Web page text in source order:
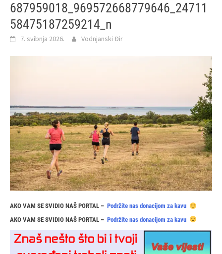
687959018_969572668779646_24711
58475187259214_n
7. svibnja 2026. Vodnjanski Đir
AKO VAM SE SVIDIO NAŠ PORTAL – Podržite nas donacijom za kavu
AKO VAM SE SVIDIO NAŠ PORTAL – Podržite nas donacijom za kavu